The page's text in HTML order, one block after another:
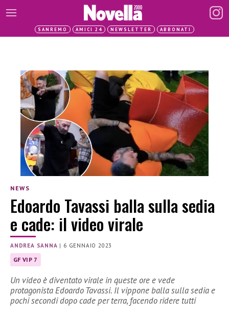
SANREMO AMICI 24 NEWSLETTER ABBONATI
NEWS
Edoardo Tavassi balla sulla sedia
e cade: il video virale
ANDREA SANNA | 6 GENNAIO 2023
GF VIP 7
Un video è diventato virale in queste ore e vede
protagonista Edoardo Tavassi. Il vippone balla sulla sedia e
pochi secondi dopo cade per terra, facendo ridere tutti